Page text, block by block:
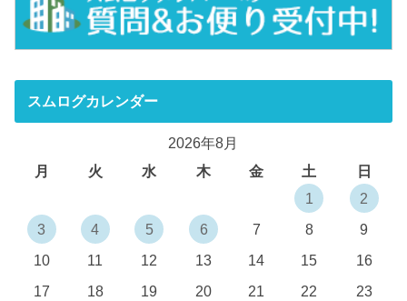
スムログカレンダー
2026年8月
月
火 水 木 金 土
日
1
2
3
4 5 6 7 8
9
10
11 12 13 14 15
16
17
18 19 20 21 22
23